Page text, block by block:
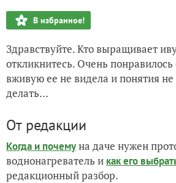
В избранное!
Здравствуйте. Кто выращивает
откликнитесь. Очень понравилось
вживую ее не видела и понятия
делать…
От редакции
Когда и почемуна даче нужен
воднонагреватель и как его
редакционный разбор.